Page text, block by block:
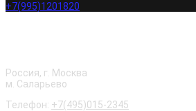
+7(995)1201820
Россия, г. Москва
м. Саларьево
Телефон: +7(495)015-2345